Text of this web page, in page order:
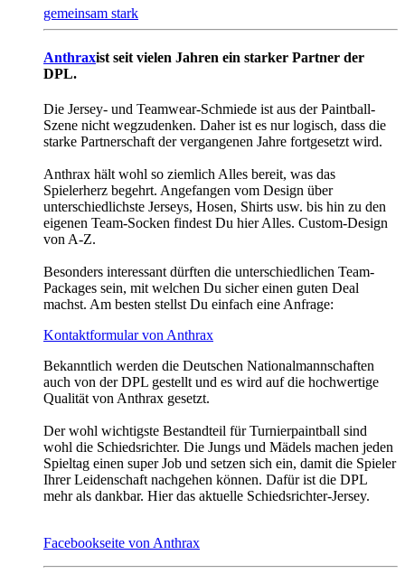
gemeinsam stark
Anthraxist seit vielen Jahren ein starker Partner der
DPL.
Die Jersey- und Teamwear-Schmiede ist aus der Paintball-
Szene nicht wegzudenken. Daher ist es nur logisch, dass die
starke Partnerschaft der vergangenen Jahre fortgesetzt wird.
Anthrax hält wohl so ziemlich Alles bereit, was das
Spielerherz begehrt. Angefangen vom Design über
unterschiedlichste Jerseys, Hosen, Shirts usw. bis hin zu den
eigenen Team-Socken findest Du hier Alles. Custom-Design
von A-Z.
Besonders interessant dürften die unterschiedlichen Team-
Packages sein, mit welchen Du sicher einen guten Deal
machst. Am besten stellst Du einfach eine Anfrage:
Kontaktformular von Anthrax
Bekanntlich werden die Deutschen Nationalmannschaften
auch von der DPL gestellt und es wird auf die hochwertige
Qualität von Anthrax gesetzt.
Der wohl wichtigste Bestandteil für Turnierpaintball sind
wohl die Schiedsrichter. Die Jungs und Mädels machen jeden
Spieltag einen super Job und setzen sich ein, damit die Spieler
Ihrer Leidenschaft nachgehen können. Dafür ist die DPL
mehr als dankbar. Hier das aktuelle Schiedsrichter-Jersey.
Facebookseite von Anthrax